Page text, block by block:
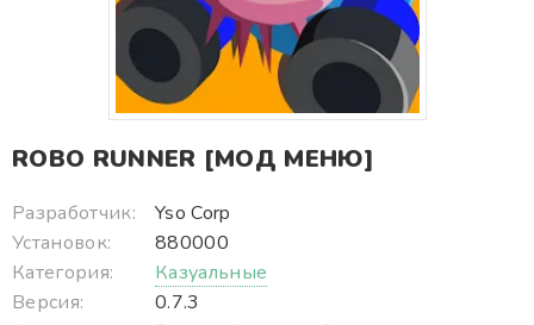
ROBO RUNNER [МОД МЕНЮ]
Разработчик:
Yso Corp
Установок:
880000
Категория:
Казуальные
Версия:
0.7.3